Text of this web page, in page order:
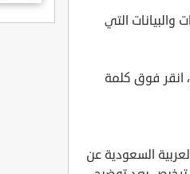
التي
انقر فوق كلمة
السعودية عن